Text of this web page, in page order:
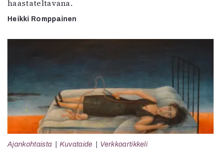
haastateltavana.
Heikki Romppainen
Ajankohtaista Kuvataide Verkkoartikkeli